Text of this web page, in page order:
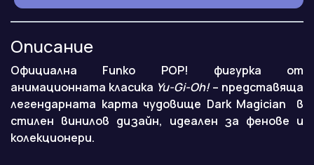
Описание
Официална Funko POP! фигурка от
анимационната класика Yu-Gi-Oh!– представяща
легендарната карта чудовище Dark Magician в
стилен винилов дизайн, идеален за фенове и
колекционери.